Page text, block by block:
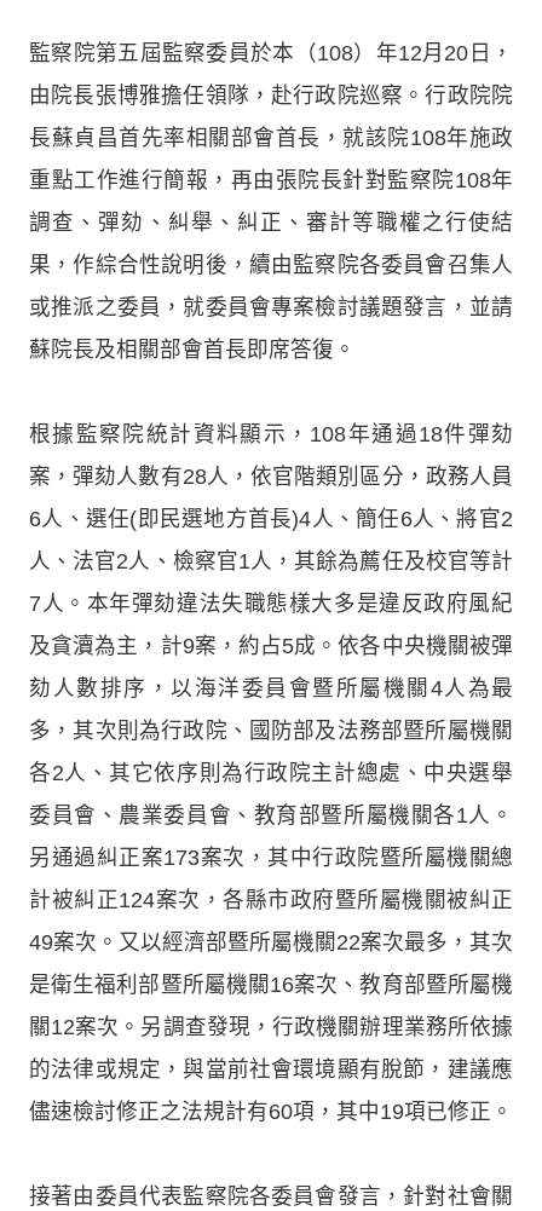
監察院第五屆監察委員於本（108）年12月20日，
由院長張博雅擔任領隊，赴行政院巡察。行政院院
長蘇貞昌首先率相關部會首長，就該院108年施政
重點工作進行簡報，再由張院長針對監察院108年
調查、彈劾、糾舉、糾正、審計等職權之行使結
果，作綜合性說明後，續由監察院各委員會召集人
或推派之委員，就委員會專案檢討議題發言，並請
蘇院長及相關部會首長即席答復。
根據監察院統計資料顯示，108年通過18件彈劾
案，彈劾人數有28人，依官階類別區分，政務人員
6人、選任(即民選地方首長)4人、簡任6人、將官2
人、法官2人、檢察官1人，其餘為薦任及校官等計
7人。本年彈劾違法失職態樣大多是違反政府風紀
及貪瀆為主，計9案，約占5成。依各中央機關被彈
劾人數排序，以海洋委員會暨所屬機關4人為最
多，其次則為行政院、國防部及法務部暨所屬機關
各2人、其它依序則為行政院主計總處、中央選舉
委員會、農業委員會、教育部暨所屬機關各1人。
另通過糾正案173案次，其中行政院暨所屬機關總
計被糾正124案次，各縣市政府暨所屬機關被糾正
49案次。又以經濟部暨所屬機關22案次最多，其次
是衛生福利部暨所屬機關16案次、教育部暨所屬機
關12案次。另調查發現，行政機關辦理業務所依據
的法律或規定，與當前社會環境顯有脫節，建議應
儘速檢討修正之法規計有60項，其中19項已修正。
接著由委員代表監察院各委員會發言，針對社會關